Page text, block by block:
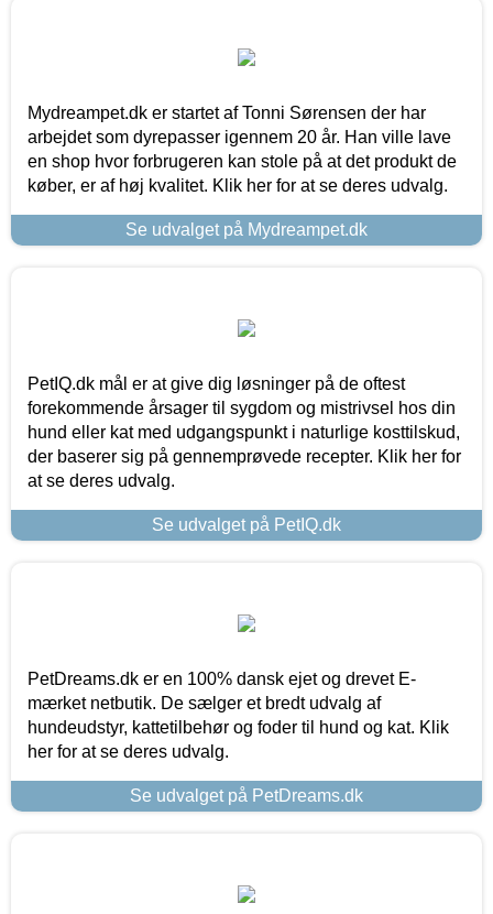
Mydreampet.dk er startet af Tonni Sørensen der har
arbejdet som dyrepasser igennem 20 år. Han ville lave
en shop hvor forbrugeren kan stole på at det produkt de
køber, er af høj kvalitet. Klik her for at se deres udvalg.
Se udvalget på Mydreampet.dk
PetIQ.dk mål er at give dig løsninger på de oftest
forekommende årsager til sygdom og mistrivsel hos din
hund eller kat med udgangspunkt i naturlige kosttilskud,
der baserer sig på gennemprøvede recepter. Klik her for
at se deres udvalg.
Se udvalget på PetIQ.dk
PetDreams.dk er en 100% dansk ejet og drevet E-
mærket netbutik. De sælger et bredt udvalg af
hundeudstyr, kattetilbehør og foder til hund og kat. Klik
her for at se deres udvalg.
Se udvalget på PetDreams.dk